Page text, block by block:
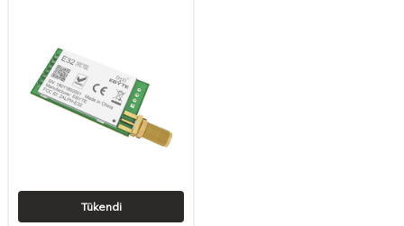
Tükendi